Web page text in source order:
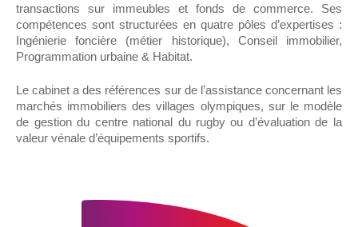
transactions sur immeubles et fonds de commerce. Ses
compétences sont structurées en quatre pôles d’expertises :
Ingénierie foncière (métier historique), Conseil immobilier,
Programmation urbaine & Habitat.
Le cabinet a des références sur de l’assistance concernant les
marchés immobiliers des villages olympiques, sur le modèle
de gestion du centre national du rugby ou d’évaluation de la
valeur vénale d’équipements sportifs.